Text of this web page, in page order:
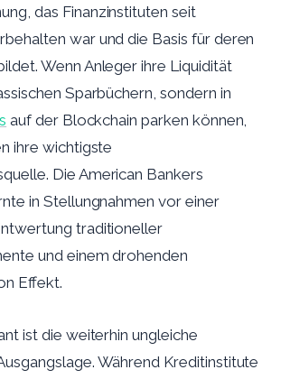
das Finanzinstituten seit
war und die Basis für deren
Wenn Anleger ihre Liquidität
Sparbüchern, sondern in
auf der Blockchain parken können,
ihre wichtigste
Die American Bankers
in Stellungnahmen vor einer
traditioneller
und einem drohenden
Effekt.
ist die weiterhin ungleiche
Während Kreditinstitute